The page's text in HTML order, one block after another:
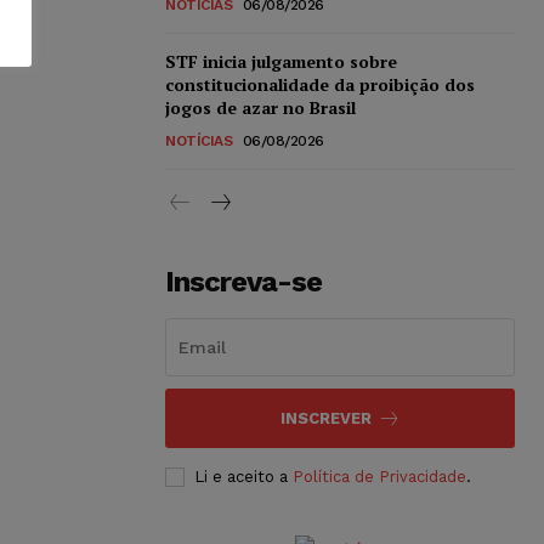
NOTÍCIAS 06/08/2026
STF inicia julgamento sobre
constitucionalidade da proibição dos
jogos de azar no Brasil
NOTÍCIAS 06/08/2026
Inscreva-se
INSCREVER
Li e aceito a Política de Privacidade.